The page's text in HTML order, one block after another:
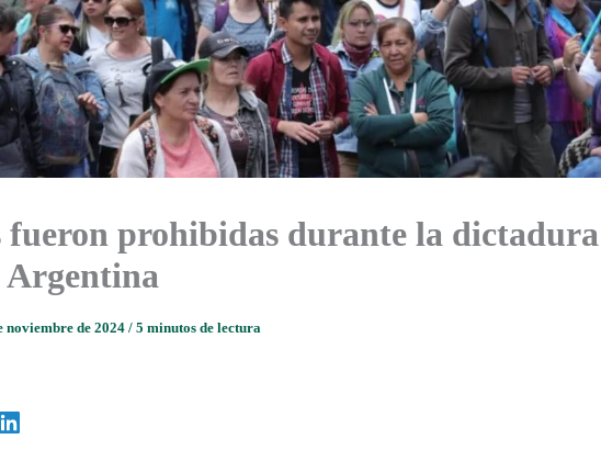
fueron prohibidas durante la dictadura
noviembre de 2024 / 5 minutos de lectura